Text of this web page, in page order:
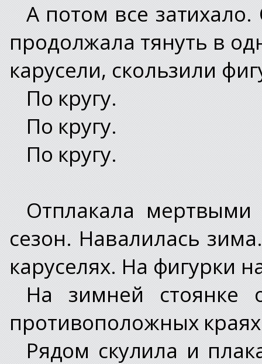
А потом все
продолжала тянуть в
карусели, скользили
По кругу.
По кругу.
По кругу.
Отплакала мертвыми
сезон. Навалилась
каруселях. На фигурки
На зимней стоянке
противоположных
Рядом скулила и